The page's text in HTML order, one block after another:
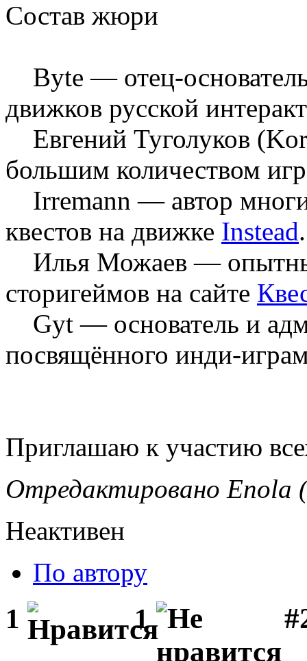
Состав жюри
Byte — отец-
движков русской
Евгений Туголуков
большим количеством
Irremann — автор
квестов на движке Instead.
Илья Можаев —
сторигеймов на сайте
Gyt — основатель и
посвящённого инди-
Приглашаю к участию
Отредактировано Enola
Неактивен
По автору
1 1